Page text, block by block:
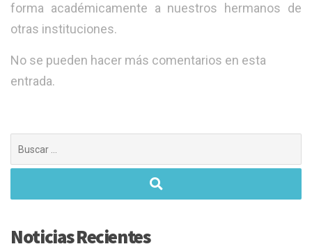
forma académicamente a nuestros hermanos de
otras instituciones.
No se pueden hacer más comentarios en esta
entrada.
Noticias Recientes